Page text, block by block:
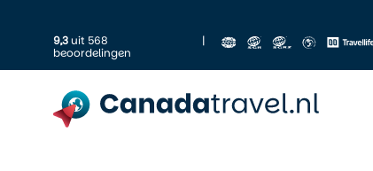
9,3uit 568
beoordelingen
|